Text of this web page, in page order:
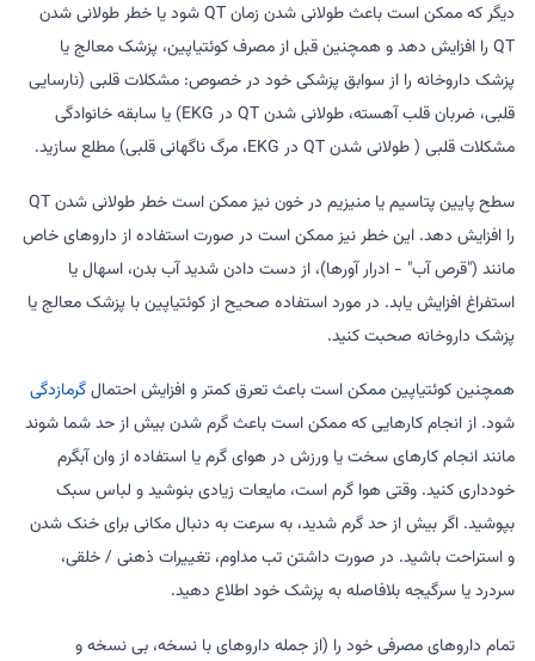
دیگر که ممکن است باعث طولانی شدن زمان QT شود یا خطر طولانی شدن
QT را افزایش دهد و همچنین قبل از مصرف کوئتیاپین، پزشک معالج یا
پزشک داروخانه را از سوابق پزشکی خود در خصوص: مشکلات قلبی (نارسایی
قلبی، ضربان قلب آهسته، طولانی شدن QT در EKG) یا سابقه خانوادگی
مشکلات قلبی ( طولانی شدن QT در EKG، مرگ ناگهانی قلبی) مطلع سازید.
سطح پایین پتاسیم یا منیزیم در خون نیز ممکن است خطر طولانی شدن QT
را افزایش دهد. این خطر نیز ممکن است در صورت استفاده از داروهای خاص
مانند ("قرص آب" - ادرار آورها)، از دست دادن شدید آب بدن، اسهال یا
استفراغ افزایش یابد. در مورد استفاده صحیح از کوئتیاپین با پزشک معالج یا
پزشک داروخانه صحبت کنید.
همچنین کوئتیاپین ممکن است باعث تعرق کمتر و افزایش احتمالگرمازدگی
شود. از انجام کارهایی که ممکن است باعث گرم شدن بیش از حد شما شوند
مانند انجام کارهای سخت یا ورزش در هوای گرم یا استفاده از وان آبگرم
خودداری کنید. وقتی هوا گرم است، مایعات زیادی بنوشید و لباس سبک
بپوشید. اگر بیش از حد گرم شدید، به سرعت به دنبال مکانی برای خنک شدن
و استراحت باشید. در صورت داشتن تب مداوم، تغییرات ذهنی / خلقی،
سردرد یا سرگیجه بلافاصله به پزشک خود اطلاع دهید.
تمام داروهای مصرفی خود را (از جمله داروهای با نسخه، بی نسخه و